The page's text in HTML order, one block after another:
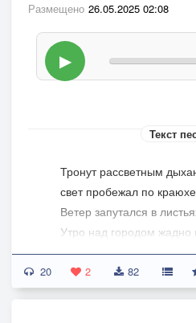
Размещено 26.05.2025 02:08
▶
Текст
Тронут рассветным
свет пробежал по
Ветер запутался в
Утро над городом жадно
Стрелки часов отмеряют
ночь расщепляя на
20 2 82